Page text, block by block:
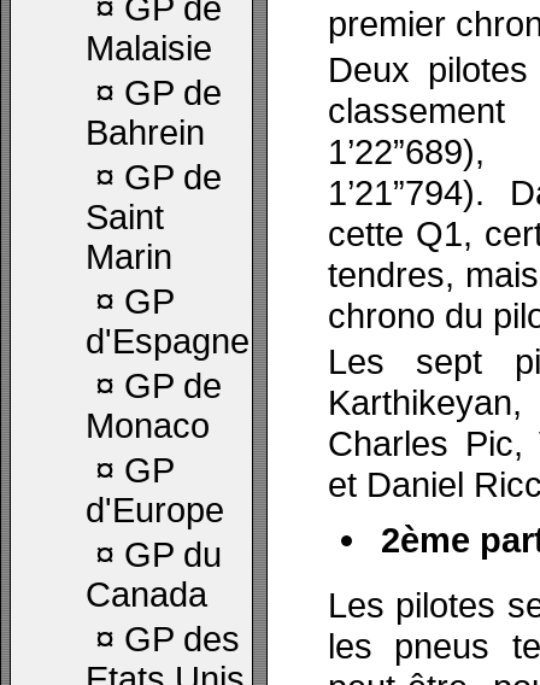
¤ GP de
Malaisie
¤ GP de
Bahrein
¤ GP de
Saint
Marin
¤ GP
d'Espagne
¤ GP de
Monaco
¤ GP
d'Europe
¤ GP du
Canada
¤ GP des
premier
Deux
1’21”794).
cette Q1,
tendres,
chrono du
Les sept
Charles Pic,
et Daniel
2ème
Les pilotes
les pneus